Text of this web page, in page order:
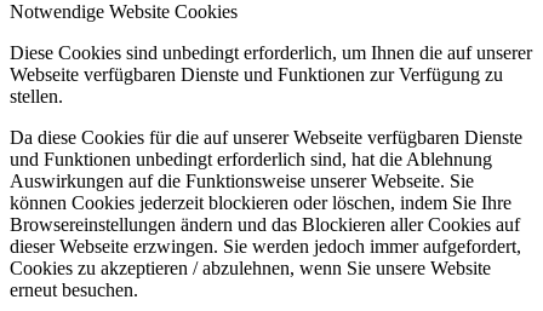
Notwendige Website Cookies
Diese Cookies sind unbedingt erforderlich, um Ihnen die auf unserer
Webseite verfügbaren Dienste und Funktionen zur Verfügung zu
stellen.
Da diese Cookies für die auf unserer Webseite verfügbaren Dienste
und Funktionen unbedingt erforderlich sind, hat die Ablehnung
Auswirkungen auf die Funktionsweise unserer Webseite. Sie
können Cookies jederzeit blockieren oder löschen, indem Sie Ihre
Browsereinstellungen ändern und das Blockieren aller Cookies auf
dieser Webseite erzwingen. Sie werden jedoch immer aufgefordert,
Cookies zu akzeptieren / abzulehnen, wenn Sie unsere Website
erneut besuchen.